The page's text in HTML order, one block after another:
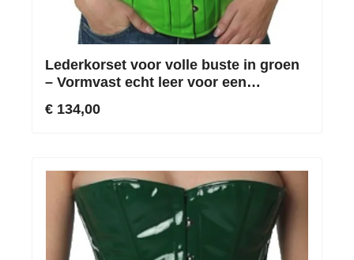
Lederkorset voor volle buste in groen
– Vormvast echt leer voor een
€ 134,00